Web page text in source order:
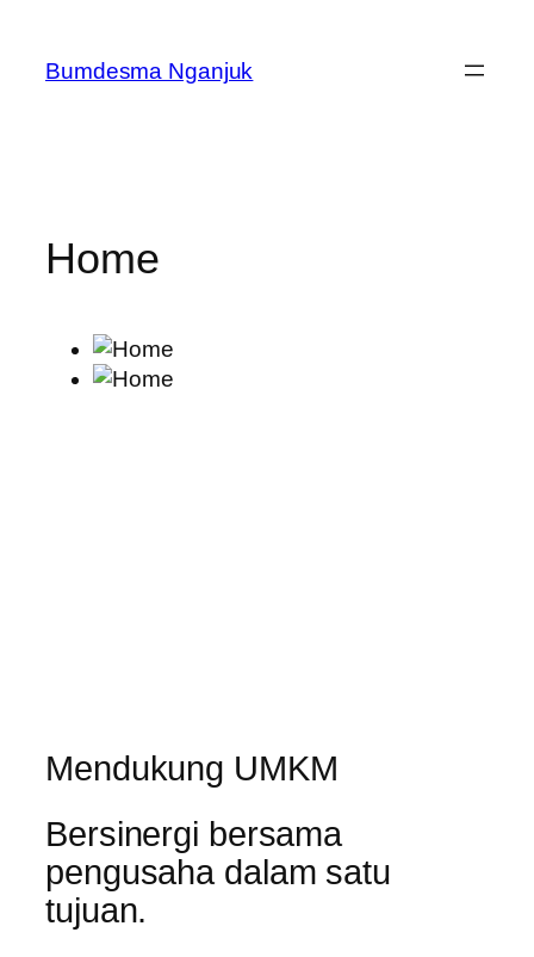
content
Bumdesma Nganjuk
Home
Mendukung UMKM
Bersinergi bersama
pengusaha dalam satu
tujuan.